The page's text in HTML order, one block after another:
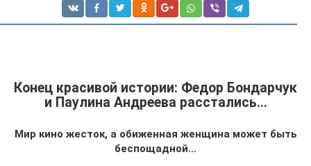
Конец красивой истории: Федор Бондарчук
и Паулина Андреева расстались…
Мир кино жесток, а обиженная женщина может быть
беспощадной…